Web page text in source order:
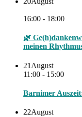
16:00 - 18:00
🌿
meinen
21 August
11:00 - 15:00
Barnimer
22August